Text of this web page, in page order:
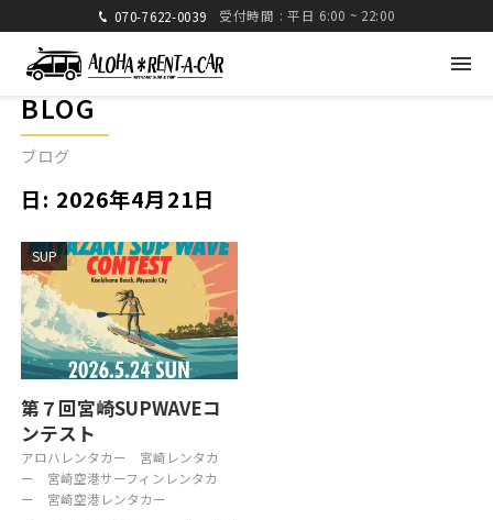
070-7622-0039 受付時間 : 平日 6:00 ~ 22:00
BLOG
ブログ
日: 2026年4月21日
SUP
第７回宮崎SUPWAVEコ
ンテスト
アロハレンタカー
宮崎レンタカ
ー
宮崎空港サーフィンレンタカ
ー
宮崎空港レンタカー
アロハレンタカー
〒880-0824 宮崎県宮崎市大島町高崎416-1
九州運輸局宮崎運輸支局 認可 第285号
TEL: 070-7622-0039
FAX: 0985-25-2832
車種・料金